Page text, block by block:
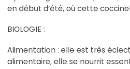
en début d’été, où cette
BIOLOGIE :
Alimentation : elle est très
alimentaire, elle se nourrit